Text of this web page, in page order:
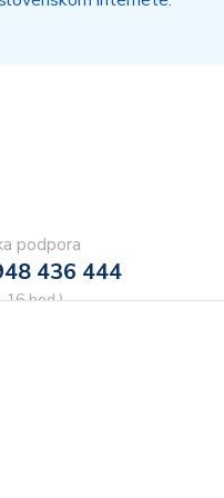
podpora
436 444
16 hod.)